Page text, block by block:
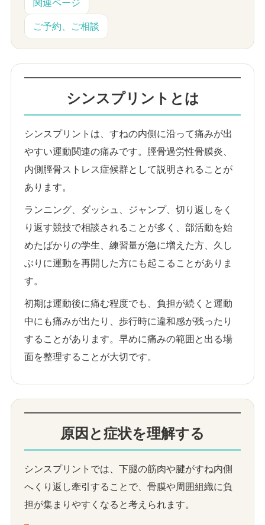
関連ページ
ご予約、ご相談
シンスプリントとは
シンスプリントは、すねの内側に沿って痛みが出
やすい運動関連の痛みです。脛骨過労性骨膜炎、
内側脛骨ストレス症候群として説明されることが
あります。
ランニング、ダッシュ、ジャンプ、切り返しをく
り返す競技で相談されることが多く、部活動を始
めたばかりの学生、練習量が急に増えた方、久し
ぶりに運動を再開した方にも起こることがありま
す。
初期は運動後に痛む程度でも、負担が続くと運動
中にも痛みが出たり、歩行時に違和感が残ったり
することがあります。早めに痛みの範囲と出る場
面を整理することが大切です。
原因と症状を理解する
シンスプリントでは、下腿の筋肉や腱がすね内側
へくり返し牽引することで、骨膜や周囲組織に負
担が集まりやすくなると考えられます。